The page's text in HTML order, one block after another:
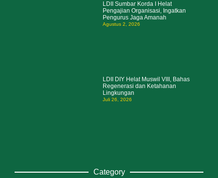
LDII Sumbar Korda I Helat
Pengajian Organisasi, Ingatkan
Pengurus Jaga Amanah
Agustus 2, 2026
LDII DIY Helat Muswil VIII, Bahas
Regenerasi dan Ketahanan
Lingkungan
Juli 26, 2026
Category